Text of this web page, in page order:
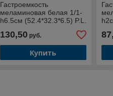
Гастроемкость
меламиновая белая 1/1-
h6.5см (52.4*32.3*6.5) P.L.
130,50руб.
Купить